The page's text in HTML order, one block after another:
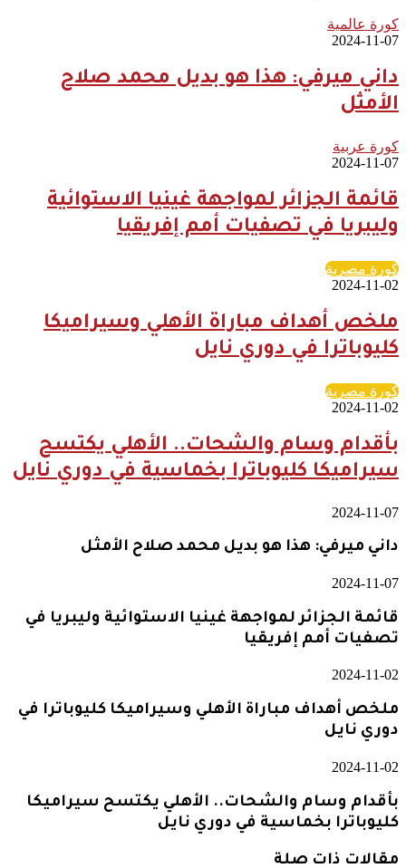
كورة عالمية
2024-11-07
داني ميرفي: هذا هو بديل محمد صلاح
الأمثل
كورة عربية
2024-11-07
قائمة الجزائر لمواجهة غينيا الاستوائية
وليبريا في تصفيات أمم إفريقيا
كورة مصرية
2024-11-02
ملخص أهداف مباراة الأهلي وسيراميكا
كليوباترا في دوري نايل
كورة مصرية
2024-11-02
بأقدام وسام والشحات.. الأهلي يكتسح
سيراميكا كليوباترا بخماسية في دوري نايل
2024-11-07
داني ميرفي: هذا هو بديل محمد صلاح الأمثل
2024-11-07
قائمة الجزائر لمواجهة غينيا الاستوائية وليبريا في
تصفيات أمم إفريقيا
2024-11-02
ملخص أهداف مباراة الأهلي وسيراميكا كليوباترا في
دوري نايل
2024-11-02
بأقدام وسام والشحات.. الأهلي يكتسح سيراميكا
كليوباترا بخماسية في دوري نايل
مقالات ذات صلة